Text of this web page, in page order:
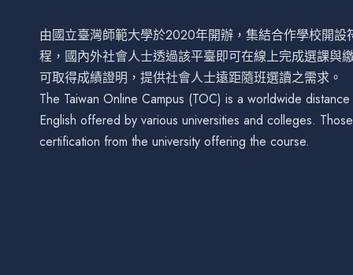
由國立臺灣師範大學於2020年開辦，集結合作學校開
程，國內外社會人士透過該平臺即可在線上完成選課與
可取得成績證明，提供社會人士遠距隨班選讀之需求。
The Taiwan Online Campus (TOC) is a worldwide
English offered by various universities and colleges.
certification from the university offering the course.